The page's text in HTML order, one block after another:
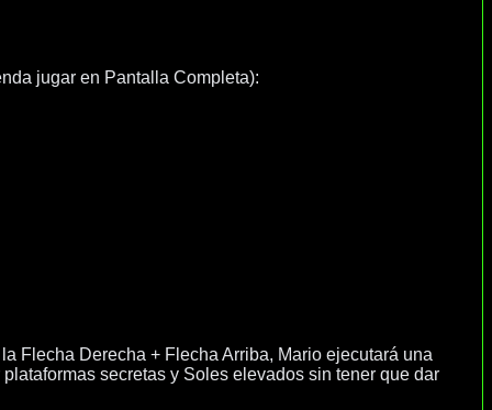
jugar en Pantalla Completa):
Flecha Derecha + Flecha Arriba, Mario ejecutará una
secretas y Soles elevados sin tener que dar